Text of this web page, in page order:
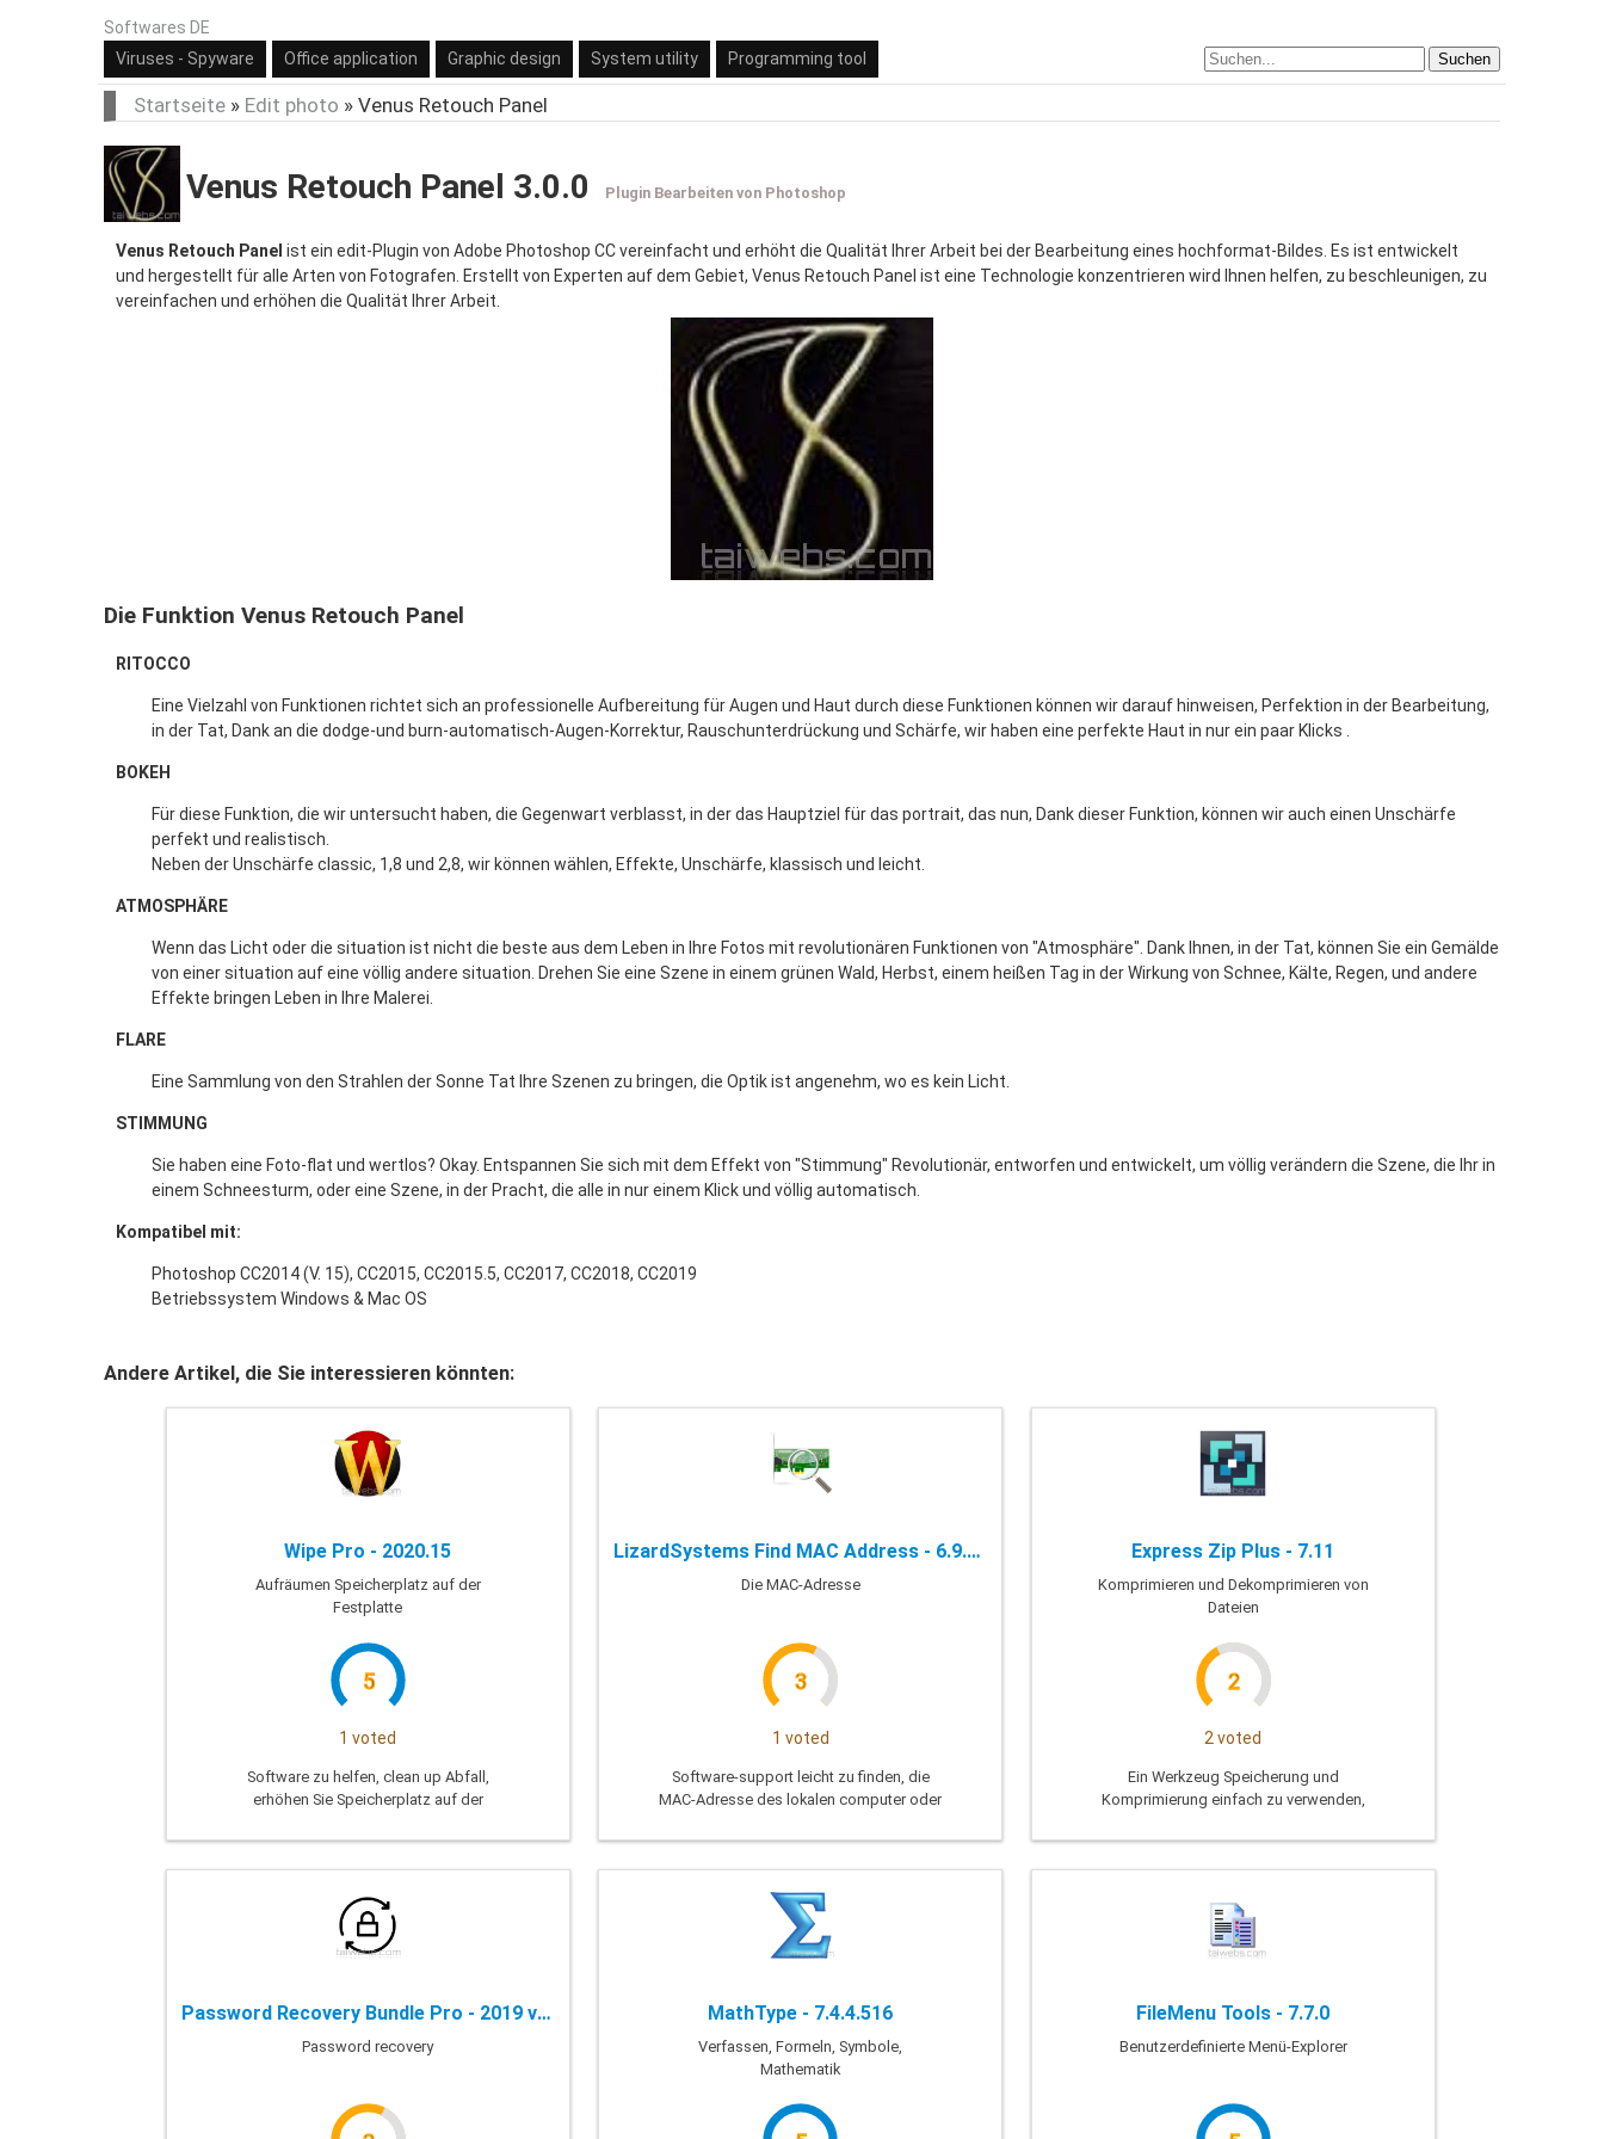
Softwares DE
Viruses - Spyware
Office application Graphic design System utility Programming tool Suchen
Startseite » Edit photo » Venus Retouch Panel
Venus Retouch Panel 3.0.0 Plugin Bearbeiten von Photoshop
Venus Retouch Panel ist ein edit-Plugin von Adobe Photoshop CC vereinfacht und erhöht die Qualität Ihrer Arbeit bei der Bearbeitung eines hochformat-Bildes. Es ist entwickelt
und hergestellt für alle Arten von Fotografen. Erstellt von Experten auf dem Gebiet, Venus Retouch Panel ist eine Technologie konzentrieren wird Ihnen helfen, zu beschleunigen, zu
vereinfachen und erhöhen die Qualität Ihrer Arbeit.
Die Funktion Venus Retouch Panel
RITOCCO
Eine Vielzahl von Funktionen richtet sich an professionelle Aufbereitung für Augen und Haut durch diese Funktionen können wir darauf hinweisen, Perfektion in der Bearbeitung,
in der Tat, Dank an die dodge-und burn-automatisch-Augen-Korrektur, Rauschunterdrückung und Schärfe, wir haben eine perfekte Haut in nur ein paar Klicks .
BOKEH
Für diese Funktion, die wir untersucht haben, die Gegenwart verblasst, in der das Hauptziel für das portrait, das nun, Dank dieser Funktion, können wir auch einen Unschärfe
perfekt und realistisch.
Neben der Unschärfe classic, 1,8 und 2,8, wir können wählen, Effekte, Unschärfe, klassisch und leicht.
ATMOSPHÄRE
Wenn das Licht oder die situation ist nicht die beste aus dem Leben in Ihre Fotos mit revolutionären Funktionen von "Atmosphäre". Dank Ihnen, in der Tat, können Sie ein Gemälde
von einer situation auf eine völlig andere situation. Drehen Sie eine Szene in einem grünen Wald, Herbst, einem heißen Tag in der Wirkung von Schnee, Kälte, Regen, und andere
Effekte bringen Leben in Ihre Malerei.
FLARE
Eine Sammlung von den Strahlen der Sonne Tat Ihre Szenen zu bringen, die Optik ist angenehm, wo es kein Licht.
STIMMUNG
Sie haben eine Foto-flat und wertlos? Okay. Entspannen Sie sich mit dem Effekt von "Stimmung" Revolutionär, entworfen und entwickelt, um völlig verändern die Szene, die Ihr in
einem Schneesturm, oder eine Szene, in der Pracht, die alle in nur einem Klick und völlig automatisch.
Kompatibel mit:
Photoshop CC2014 (V. 15), CC2015, CC2015.5, CC2017, CC2018, CC2019
Betriebssystem Windows & Mac OS
Andere Artikel, die Sie interessieren könnten:
Wipe Pro - 2020.15
Aufräumen Speicherplatz auf der
Festplatte
5
1 voted
Software zu helfen, clean up Abfall,
erhöhen Sie Speicherplatz auf der
Ihre Privatsphäre im Internet
LizardSystems Find MAC Address - 6.9.2.253
Die MAC-Adresse
3
1 voted
Software-support leicht zu finden, die
MAC-Adresse des lokalen computer oder
Express Zip Plus - 7.11
Komprimieren und Dekomprimieren von
Dateien
2
2 voted
Ein Werkzeug Speicherung und
Komprimierung einfach zu verwenden,
extrahieren von Dateien und Ordner, die
komprimiert wurden.
Password Recovery Bundle Pro - 2019 v5.2 + Enterprise
Password recovery
MathType - 7.4.4.516
Verfassen, Formeln, Symbole,
Mathematik
FileMenu Tools - 7.7.0
Benutzerdefinierte Menü-Explorer